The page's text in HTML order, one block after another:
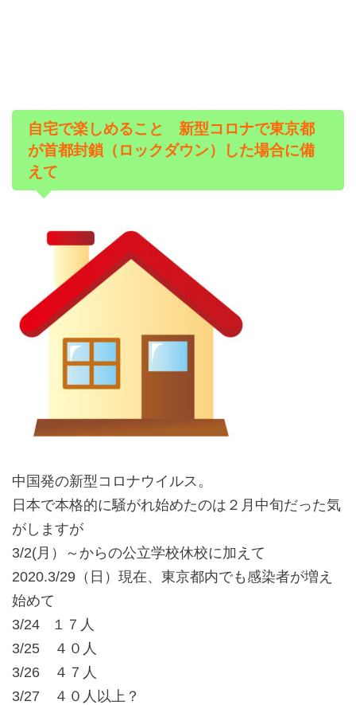
自宅で楽しめること 新型コロナで東京都
が首都封鎖（ロックダウン）した場合に備
えて
中国発の新型コロナウイルス。
日本で本格的に騒がれ始めたのは２月中旬だった気
がしますが
3/2(月）～からの公立学校休校に加えて
2020.3/29（日）現在、東京都内でも感染者が増え
始めて
3/24 １７人
3/25 ４０人
3/26 ４７人
3/27 ４０人以上？